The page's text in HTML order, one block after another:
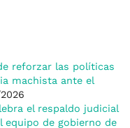
reforzar las políticas
machista ante el
el respaldo judicial
equipo de gobierno de